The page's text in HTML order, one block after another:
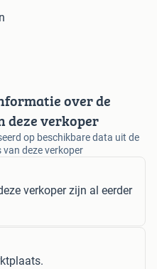
over de
deze verkoper
op beschikbare data uit de
deze verkoper
verkoper zijn al eerder